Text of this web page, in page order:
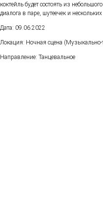
коктейль будет состоять из
диалога в паре, шутеечек и
Дата: 09.06.2022
Локация: Ночная сцена (Музыкально-
Направление: Танцевальное